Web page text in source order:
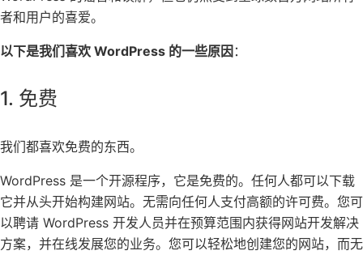
者和用户的喜爱。
以下是我们喜欢 WordPress 的一些原因 ：
1. 免费
我们都喜欢免费的东西。
WordPress 是一个开源程序，它是免费的。任何人都可以下载
它并从头开始构建网站。无需向任何人支付高额的许可费。您可
以聘请 WordPress 开发人员并在预算范围内获得网站开发解决
方案，并在线发展您的业务。您可以轻松地创建您的网站，而无